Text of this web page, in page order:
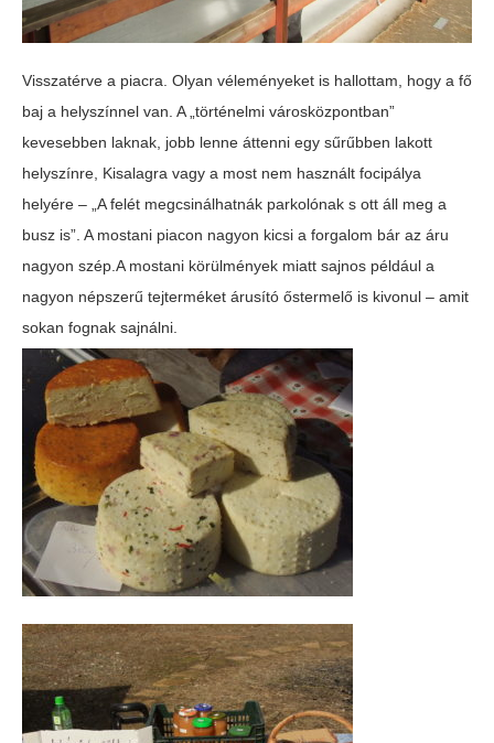
Visszatérve a piacra. Olyan véleményeket is hallottam, hogy a fő
baj a helyszínnel van. A „történelmi városközpontban”
kevesebben laknak, jobb lenne áttenni egy sűrűbben lakott
helyszínre, Kisalagra vagy a most nem használt focipálya
helyére – „A felét megcsinálhatnák parkolónak s ott áll meg a
busz is”. A mostani piacon nagyon kicsi a forgalom bár az áru
nagyon szép.A mostani körülmények miatt sajnos például a
nagyon népszerű tejterméket árusító őstermelő is kivonul – amit
sokan fognak sajnálni.